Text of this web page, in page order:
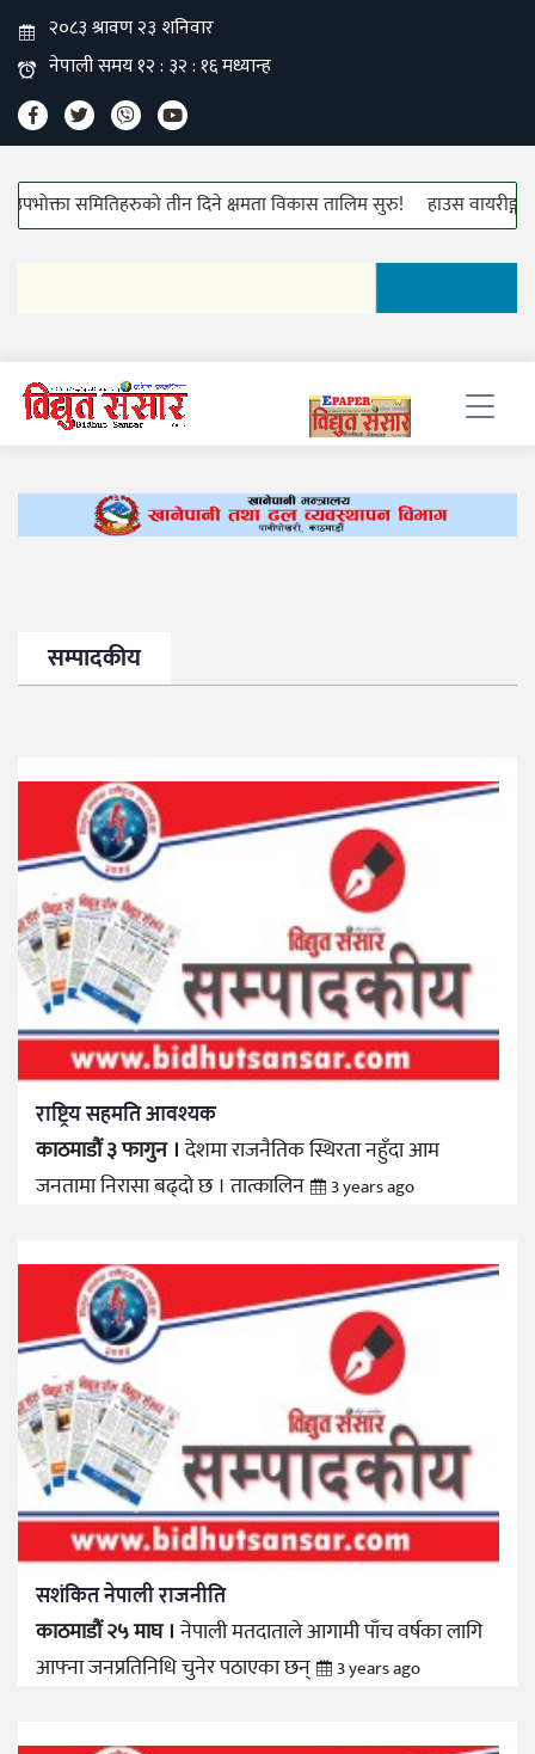
तीन दिने क्षमता विकास तालिम सुरु! हाउस वायरीङ्ग केबलको
सम्पादकीय
राष्ट्रिय सहमति आवश्यक
काठमाडौं ३ फागुन ।देशमा राजनैतिक स्थिरता नहुँदा आम
जनतामा निरासा बढ्दो छ । तात्कालिन
3 years ago
सशंकित नेपाली राजनीति
काठमाडौं २५ माघ ।नेपाली मतदाताले आगामी पाँच वर्षका लागि
आफ्ना जनप्रतिनिधि चुनेर पठाएका छन्
3 years ago